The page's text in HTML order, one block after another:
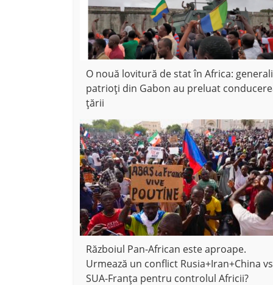
O nouă lovitură de stat în Africa:
patrioți din Gabon au preluat
țării
Războiul Pan-African este aproape.
Urmează un conflict Rusia+Iran+China vs
SUA-Franța pentru controlul Africii?